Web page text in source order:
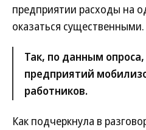
предприятии расходы на
оказаться существенными.
Так, по данным
предприятий
работников.
Как подчеркнула в